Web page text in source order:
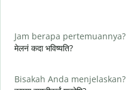
Jam berapa pertemuannya?
मेलनं कदा भविष्यति?
Bisakah Anda menjelaskan?